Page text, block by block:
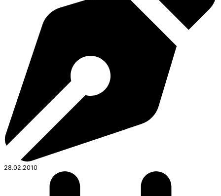
28.02.2010